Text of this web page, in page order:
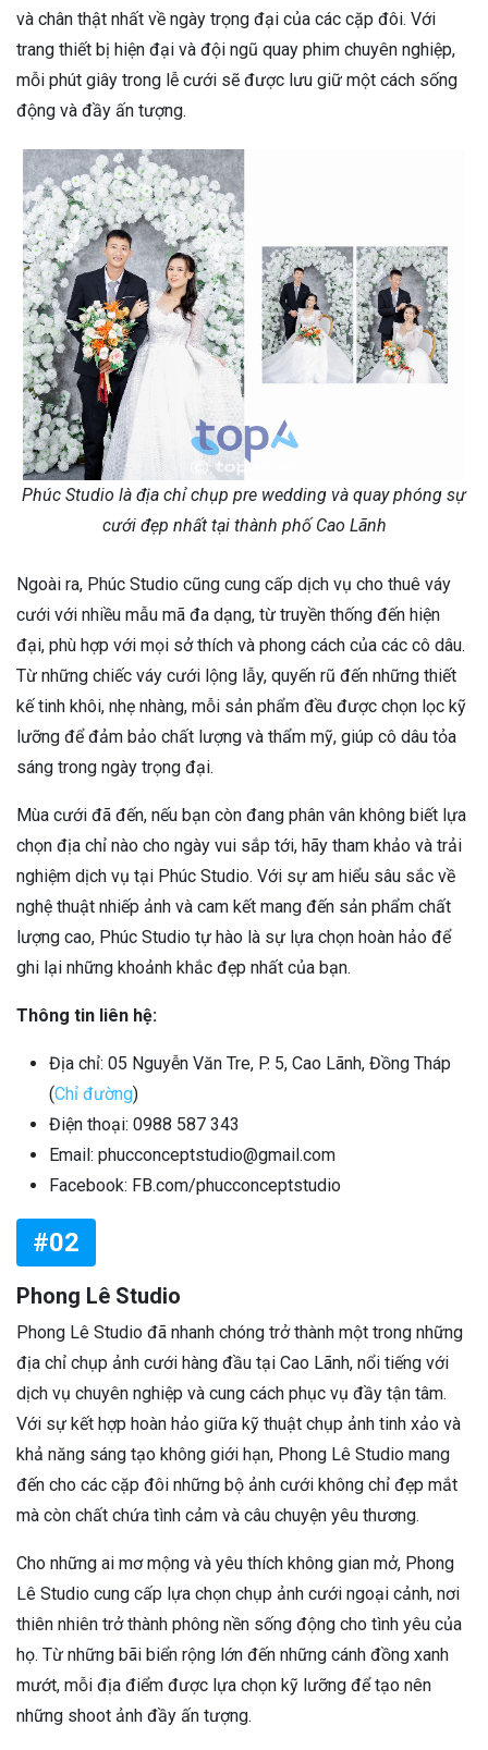
và chân thật nhất về ngày trọng đại của các cặp đôi. Với
trang thiết bị hiện đại và đội ngũ quay phim chuyên nghiệp,
mỗi phút giây trong lễ cưới sẽ được lưu giữ một cách sống
động và đầy ấn tượng.
Phúc Studio là địa chỉ chụp pre wedding và quay phóng sự
cưới đẹp nhất tại thành phố Cao Lãnh
Ngoài ra, Phúc Studio cũng cung cấp dịch vụ cho thuê váy
cưới với nhiều mẫu mã đa dạng, từ truyền thống đến hiện
đại, phù hợp với mọi sở thích và phong cách của các cô dâu.
Từ những chiếc váy cưới lộng lẫy, quyến rũ đến những thiết
kế tinh khôi, nhẹ nhàng, mỗi sản phẩm đều được chọn lọc kỹ
lưỡng để đảm bảo chất lượng và thẩm mỹ, giúp cô dâu tỏa
sáng trong ngày trọng đại.
Mùa cưới đã đến, nếu bạn còn đang phân vân không biết lựa
chọn địa chỉ nào cho ngày vui sắp tới, hãy tham khảo và trải
nghiệm dịch vụ tại Phúc Studio. Với sự am hiểu sâu sắc về
nghệ thuật nhiếp ảnh và cam kết mang đến sản phẩm chất
lượng cao, Phúc Studio tự hào là sự lựa chọn hoàn hảo để
ghi lại những khoảnh khắc đẹp nhất của bạn.
Thông tin liên hệ:
Địa chỉ: 05 Nguyễn Văn Tre, P. 5, Cao Lãnh, Đồng Tháp
(Chỉ đường)
Điện thoại: 0988 587 343
Email: phucconceptstudio@gmail.com
Facebook: FB.com/phucconceptstudio
#02
Phong Lê Studio
Phong Lê Studio đã nhanh chóng trở thành một trong những
địa chỉ chụp ảnh cưới hàng đầu tại Cao Lãnh, nổi tiếng với
dịch vụ chuyên nghiệp và cung cách phục vụ đầy tận tâm.
Với sự kết hợp hoàn hảo giữa kỹ thuật chụp ảnh tinh xảo và
khả năng sáng tạo không giới hạn, Phong Lê Studio mang
đến cho các cặp đôi những bộ ảnh cưới không chỉ đẹp mắt
mà còn chất chứa tình cảm và câu chuyện yêu thương.
Cho những ai mơ mộng và yêu thích không gian mở, Phong
Lê Studio cung cấp lựa chọn chụp ảnh cưới ngoại cảnh, nơi
thiên nhiên trở thành phông nền sống động cho tình yêu của
họ. Từ những bãi biển rộng lớn đến những cánh đồng xanh
mướt, mỗi địa điểm được lựa chọn kỹ lưỡng để tạo nên
những shoot ảnh đầy ấn tượng.